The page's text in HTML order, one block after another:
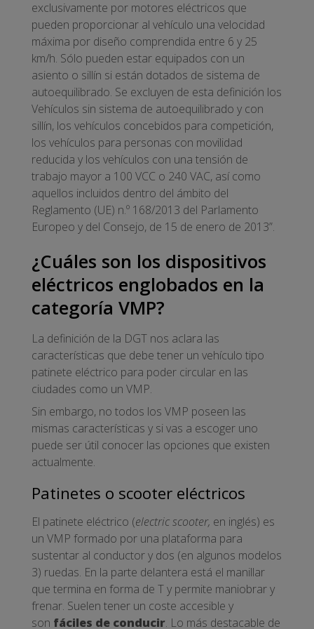
exclusivamente por motores eléctricos que
pueden proporcionar al vehículo una velocidad
máxima por diseño comprendida entre 6 y 25
km/h. Sólo pueden estar equipados con un
asiento o sillín si están dotados de sistema de
autoequilibrado. Se excluyen de esta definición los
Vehículos sin sistema de autoequilibrado y con
sillín, los vehículos concebidos para competición,
los vehículos para personas con movilidad
reducida y los vehículos con una tensión de
trabajo mayor a 100 VCC o 240 VAC, así como
aquellos incluidos dentro del ámbito del
Reglamento (UE) n.º 168/2013 del Parlamento
Europeo y del Consejo, de 15 de enero de 2013”.
¿Cuáles son los dispositivos
eléctricos englobados en la
categoría VMP?
La definición de la DGT nos aclara las
características que debe tener un vehículo tipo
patinete eléctrico para poder circular en las
ciudades como un VMP.
Sin embargo, no todos los VMP poseen las
mismas características y si vas a escoger uno
puede ser útil conocer las opciones que existen
actualmente.
Patinetes o scooter eléctricos
El patinete eléctrico (electric scooter, en inglés) es
un VMP formado por una plataforma para
sustentar al conductor y dos (en algunos modelos
3) ruedas. En la parte delantera está el manillar
que termina en forma de T y permite maniobrar y
frenar. Suelen tener un coste accesible y
son fáciles de conducir. Lo más destacable de